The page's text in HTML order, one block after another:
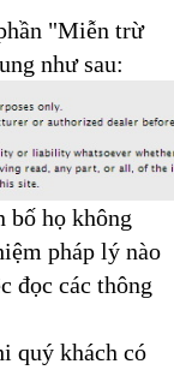
"Miễn trừ
như sau:
bố họ không
pháp lý nào
đọc các thông
quý khách có